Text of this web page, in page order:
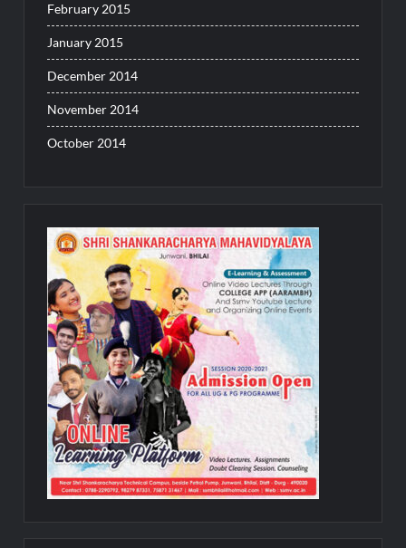
February 2015
January 2015
December 2014
November 2014
October 2014